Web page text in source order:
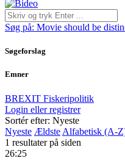
Søg på: Movie should be
Søgeforslag
Emner
BREXIT Fiskeripolitik
Login eller registrer
Sortér efter: Nyeste
Nyeste Ældste Alfabetisk (A-
1 resultater på siden
26:25